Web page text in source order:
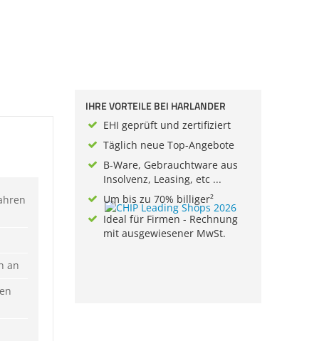
an
IHRE VORTEILE BEI HARLANDER
EHI geprüft und zertifiziert
Täglich neue Top-Angebote
B-Ware, Gebrauchtware aus
Insolvenz, Leasing, etc ...
Um bis zu 70% billiger²
Ideal für Firmen - Rechnung
mit ausgewiesener MwSt.